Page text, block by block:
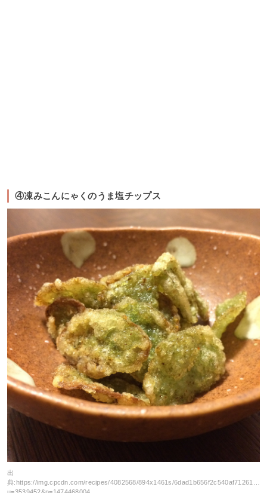
④凍みこんにゃくのうま塩チップス
出
典:https://img.cpcdn.com/recipes/4082568/894x1461s/